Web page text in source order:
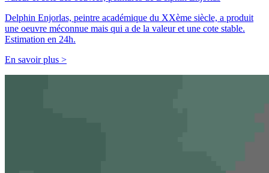
Delphin Enjorlas, peintre académique du XXème siècle, a produit
une oeuvre méconnue mais qui a de la valeur et une cote stable.
Estimation en 24h.
En savoir plus >